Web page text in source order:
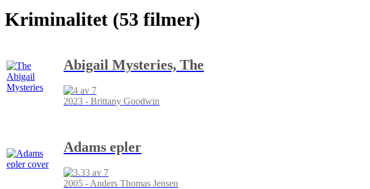
Kriminalitet (53 filmer)
Abigail Mysteries, The
2023 - Brittany Goodwin
Adams epler
2005 - Anders Thomas Jensen